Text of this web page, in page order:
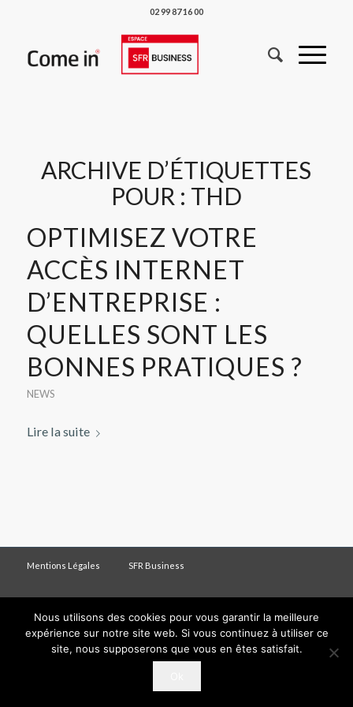
02 99 87 16 00
ARCHIVE D’ÉTIQUETTES
POUR : THD
OPTIMISEZ VOTRE
ACCÈS INTERNET
D’ENTREPRISE :
QUELLES SONT LES
BONNES PRATIQUES ?
NEWS
Lire la suite
Mentions Légales SFR Business
Nous utilisons des cookies pour vous garantir la meilleure
expérience sur notre site web. Si vous continuez à utiliser ce
site, nous supposerons que vous en êtes satisfait.